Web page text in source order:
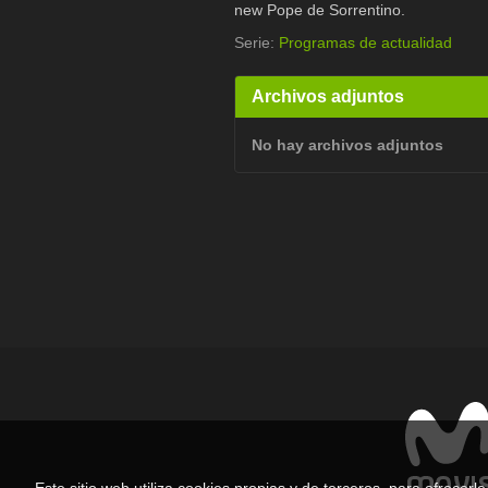
new Pope de Sorrentino.
Serie: Programas de actualidad
Archivos adjuntos
No hay archivos adjuntos